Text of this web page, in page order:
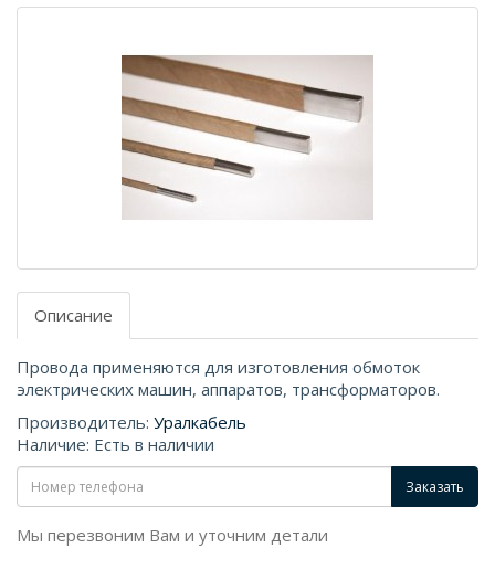
Описание
Провода применяются для изготовления обмоток
электрических машин, аппаратов, трансформаторов.
Производитель: Уралкабель
Наличие: Есть в наличии
Заказать
Мы перезвоним Вам и уточним детали